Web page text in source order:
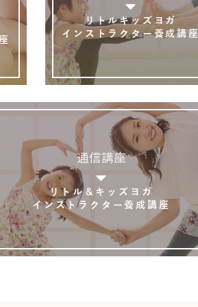
リトルキッズヨガ
インストラクター養成講座
通信講座
リトル＆キッズヨガ
インストラクター養成講座